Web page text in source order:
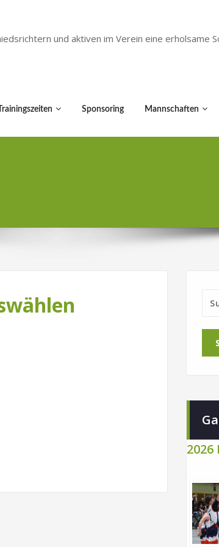
und aktiven im Verein eine erholsame
Sponsoring Mannschaften
2026